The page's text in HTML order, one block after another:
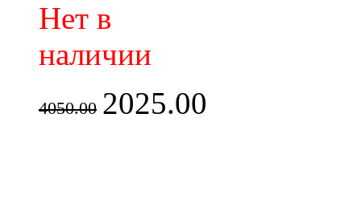
Нет в
наличии
4050.00 2025.00